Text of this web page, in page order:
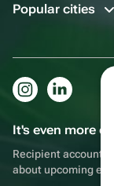
Popular cities
It's even more
Recipient account,
about upcoming